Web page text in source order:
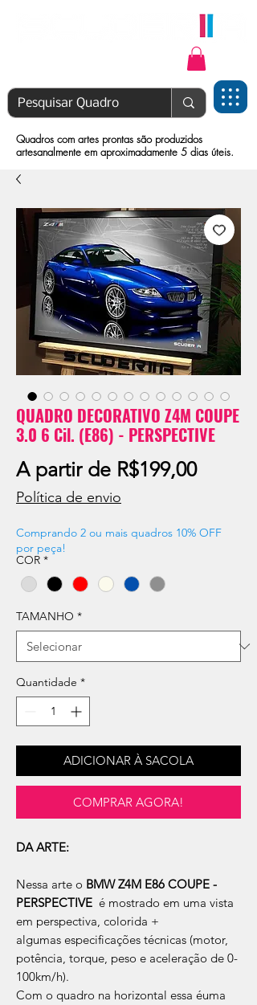
Quadros com artes prontas são produzidos
artesanalmente em aproximadamente 5 dias úteis.
QUADRO DECORATIVO Z4M COUPE
3.0 6 Cil. (E86) - PERSPECTIVE
A partir de R$199,00Preço
Política de envio
Comprando 2 ou mais quadros 10% OFF
por peça!
COR *
TAMANHO *
Quantidade *
ADICIONAR À SACOLA
COMPRAR AGORA!
DA ARTE:
Nessa arte o BMW Z4M E86 COUPE -
PERSPECTIVE é mostrado em uma vista
em perspectiva, colorida +
algumas especificações técnicas (motor,
potência, torque, peso e aceleração de 0-
100km/h).
Com o quadro na horizontal essa éuma